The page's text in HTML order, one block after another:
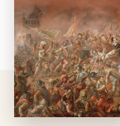
In De stormachtige
zestiende eeuw
brengt
bestsellerauteur
Simone van der Vlugt
de woelige periode
tot leven waarin
Alkmaar en andere
Noord-Hollandse